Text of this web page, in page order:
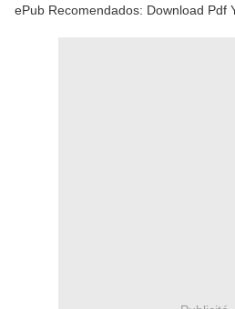
ePub Recomendados: Download Pdf